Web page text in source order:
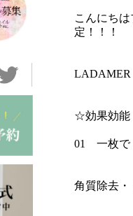
こんにち
定！！！
LADAMER
☆効果効能
01 一枚で
角質除去・